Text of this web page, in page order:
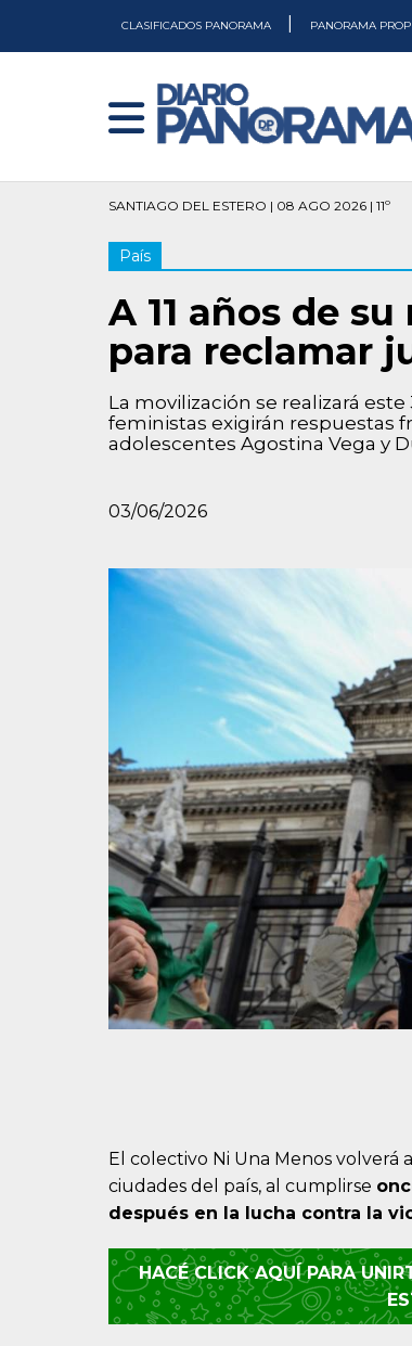
CLASIFICADOS PANORAMA PANORAMA PROP
SANTIAGO DEL ESTERO | 08 AGO 2026 | 11º
País
A 11 años de
para reclamar
La movilización se realizará
feministas exigirán respuestas
adolescentes Agostina Vega y
03/06/2026
El colectivo Ni Una Menos
ciudades del país, al cumplirse
después en la lucha contra la
HACÉ CLICK AQUÍ PARA